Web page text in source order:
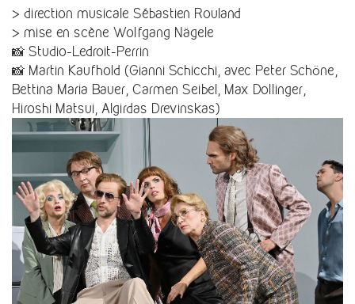
> direction musicale Sébastien Rouland
> mise en scène Wolfgang Nägele
📸 Studio-Ledroit-Perrin
📸 Martin Kaufhold (Gianni Schicchi, avec Peter Schöne,
Bettina Maria Bauer, Carmen Seibel, Max Dollinger,
Hiroshi Matsui, Algirdas Drevinskas)